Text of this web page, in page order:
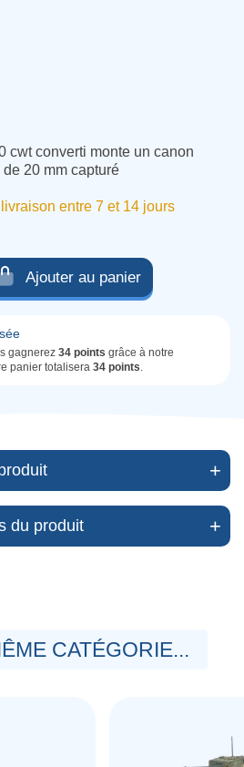
cwt converti monte un canon
20 mm capturé
entre 7 et 14 jours
Ajouter au panier
gagnerez 34 points grâce à notre
panier totalisera 34 points.
du produit
CATÉGORIE...